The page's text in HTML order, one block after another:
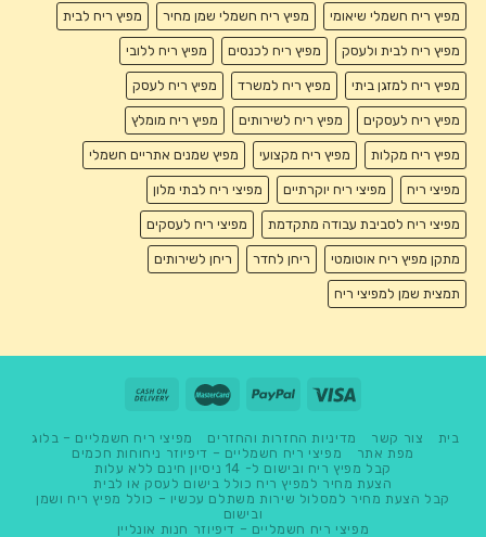
מפיץ ריח חשמלי שיאומי מפיץ ריח חשמלי שמן מחיר מפיץ ריח לבית
מפיץ ריח לבית ולעסק מפיץ ריח לכנסים מפיץ ריח ללובי
מפיץ ריח למזגן ביתי מפיץ ריח למשרד מפיץ ריח לעסק
מפיץ ריח לעסקים מפיץ ריח לשירותים מפיץ ריח מומלץ
מפיץ ריח מקלות מפיץ ריח מקצועי מפיץ שמנים אתריים חשמלי
מפיצי ריח מפיצי ריח יוקרתיים מפיצי ריח לבתי מלון
מפיצי ריח לסביבת עבודה מתקדמת מפיצי ריח לעסקים
מתקן מפיץ ריח אוטומטי ריחן לחדר ריחן לשירותים
תמצית שמן למפיצי ריח
בית צור קשר מדיניות החזרות והחזרים
מפיצי ריח חשמליים – בלוג
מפת אתר
מפיצי ריח חשמליים – דיפיוזר ניחוחות חכמים
קבל מפיץ ריח ובישום ל- 14 ניסיון חינם ללא עלות
הצעת מחיר למפיץ ריח כולל בישום לעסק או לבית
קבל הצעת מחיר למסלול שירות משתלם עכשיו – כולל מפיץ ריח ושמן
ובישום
מפיצי ריח חשמליים – דיפיוזר חנות אונליין